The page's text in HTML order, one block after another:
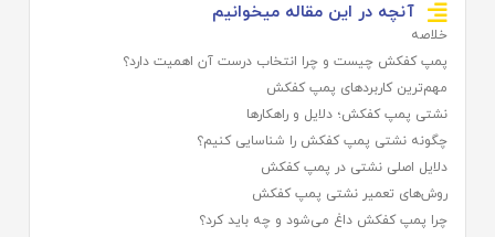
آنچه در این مقاله میخوانیم
خلاصه
پمپ کفکش چیست و چرا انتخاب درست آن اهمیت دارد؟
مهم‌ترین کاربردهای پمپ کفکش
نشتی پمپ کفکش؛ دلایل و راهکارها
چگونه نشتی پمپ کفکش را شناسایی کنیم؟
دلایل اصلی نشتی در پمپ کفکش
روش‌های تعمیر نشتی پمپ کفکش
چرا پمپ کفکش داغ می‌شود و چه باید کرد؟